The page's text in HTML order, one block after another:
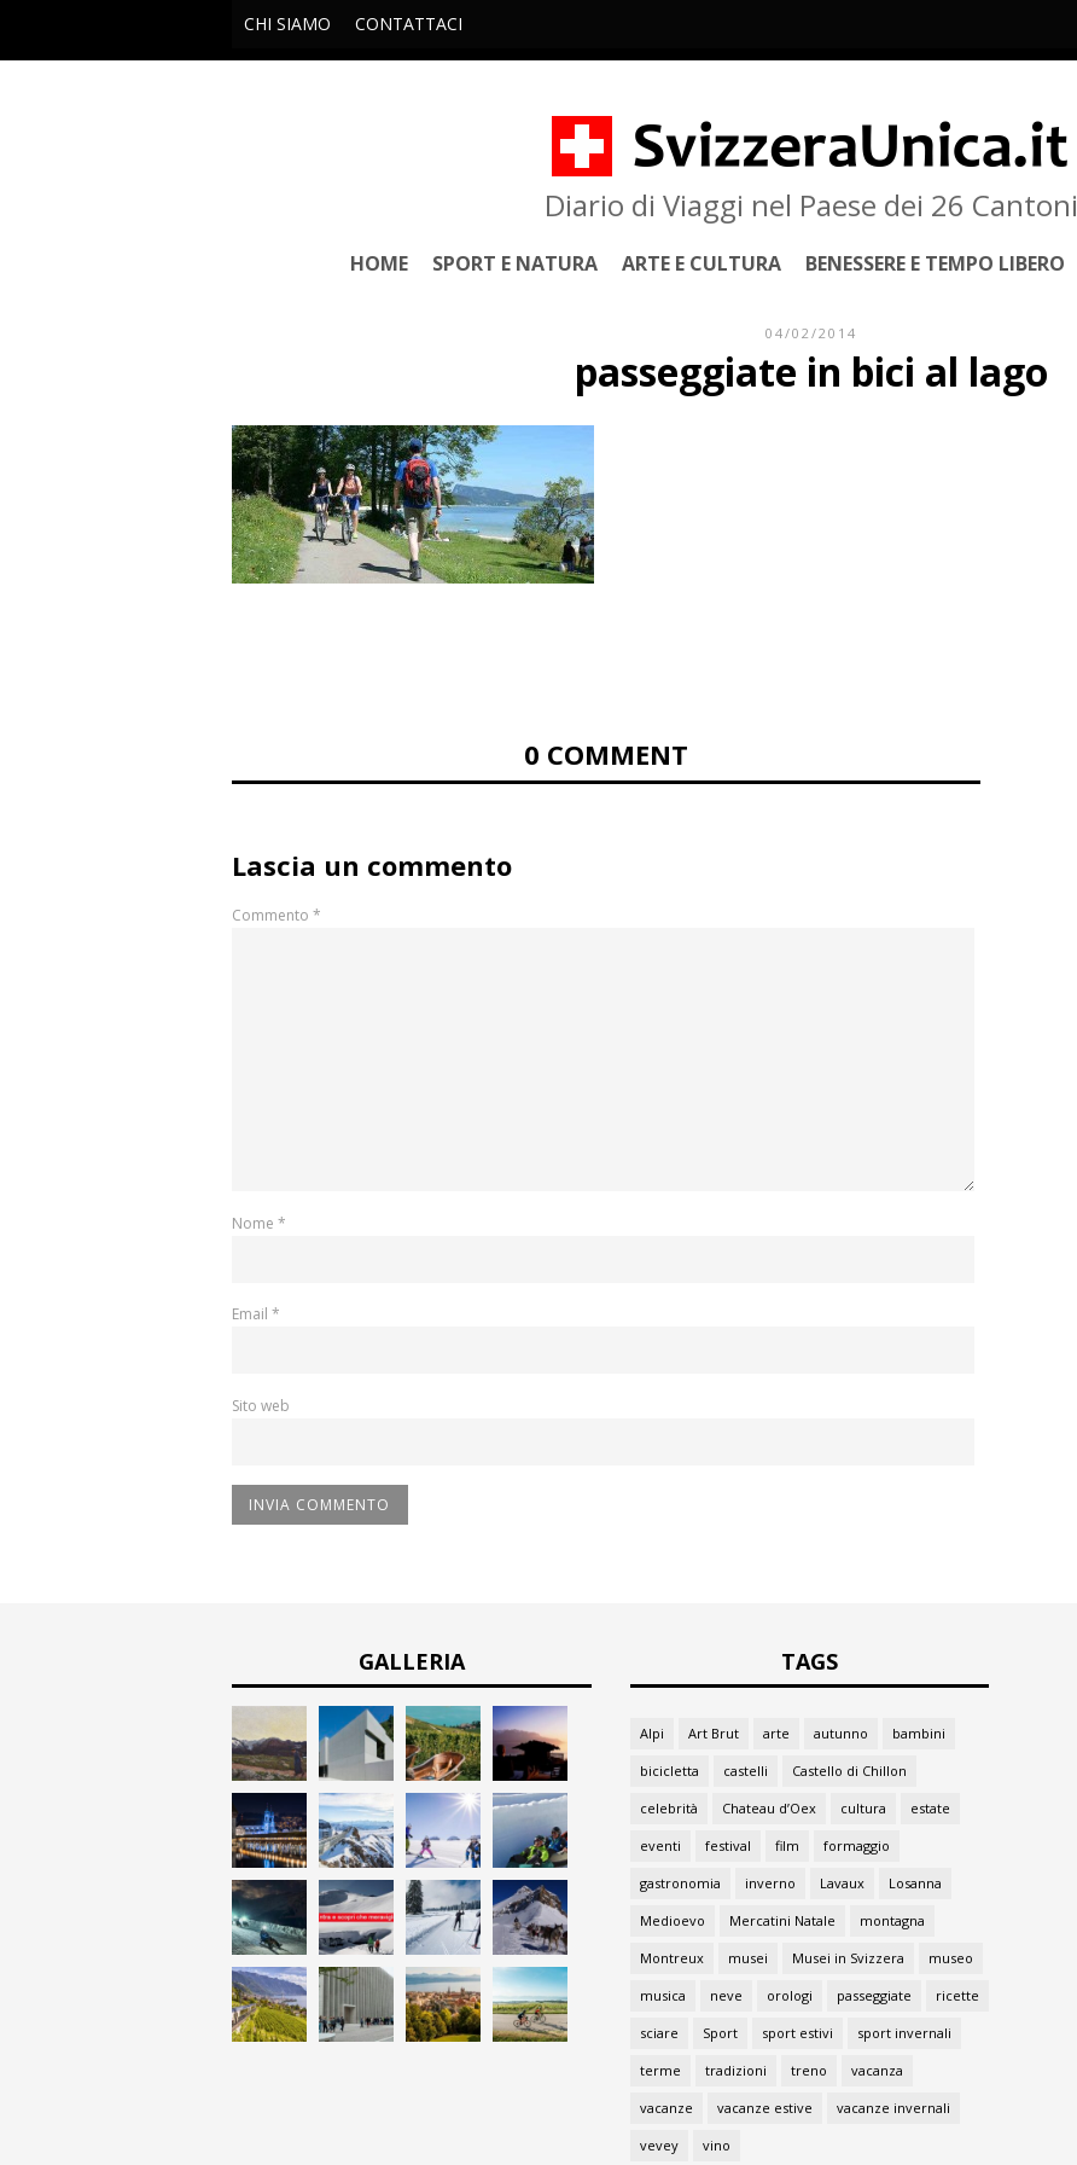
CHI SIAMO CONTATTACI
Diario di Viaggi nel Paese dei 26 Cantoni
HOME SPORT E NATURA ARTE E CULTURA BENESSERE E TEMPO LIBERO
04/02/2014
passeggiate in bici al lago
0 COMMENT
Lascia un commento
Commento *
Nome *
Email *
Sito web
GALLERIA TAGS
Alpi Art Brut arte autunno bambini
bicicletta castelli Castello di Chillon
celebrità Chateau d’Oex cultura estate
eventi festival film formaggio
gastronomia inverno Lavaux Losanna
Medioevo Mercatini Natale montagna
Montreux musei Musei in Svizzera museo
musica neve orologi passeggiate ricette
sciare Sport sport estivi sport invernali
terme tradizioni treno vacanza
vacanze vacanze estive vacanze invernali
vevey vino